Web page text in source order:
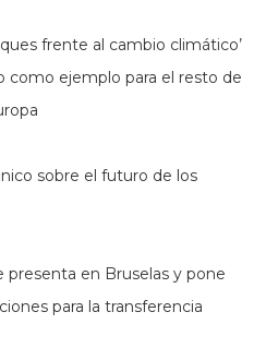
frente al cambio climático’
como ejemplo para el resto de
sobre el futuro de los
presenta en Bruselas y pone
para la transferencia